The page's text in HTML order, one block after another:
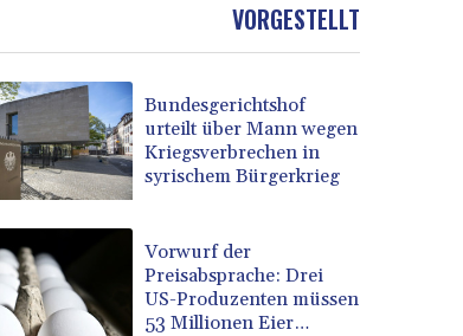
VORGESTELLT
Bundesgerichtshof
urteilt über Mann wegen
Kriegsverbrechen in
syrischem Bürgerkrieg
Vorwurf der
Preisabsprache: Drei
US-Produzenten müssen
53 Millionen Eier